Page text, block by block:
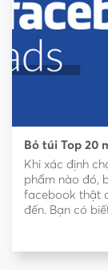
Bỏ túi Top 20
Khi xác định
phẩm nào đó,
facebook thật
đến. Bạn có